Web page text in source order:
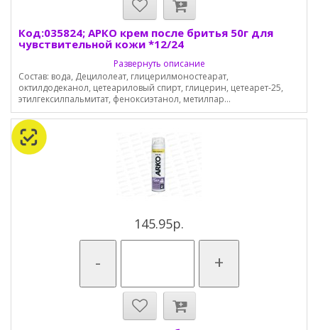
Код:035824; АРКО крем после бритья 50г для
чувствительной кожи *12/24
Развернуть описание
Состав: вода, Децилолеат, глицерилмоностеарат,
октилдодеканол, цетеариловый спирт, глицерин, цетеарет-25,
этилгексилпальмитат, феноксиэтанол, метилпар...
145.95р.
- +